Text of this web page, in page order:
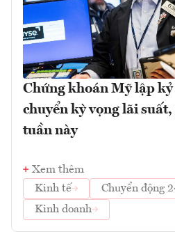
Chứng khoán Mỹ lập
chuyển kỳ vọng lãi
tuần này
Xem thêm
Kinh tế
Chuyển động
Kinh doanh